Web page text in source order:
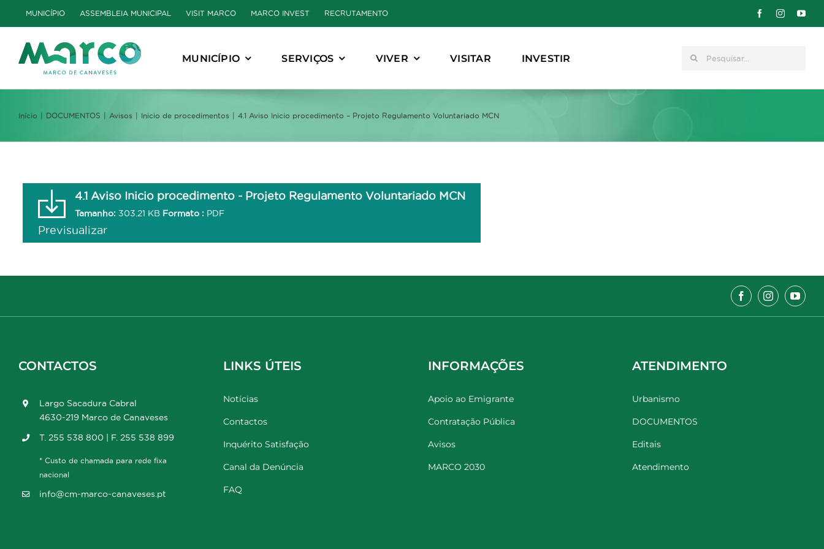
to
content
MUNICÍPIO ASSEMBLEIA MUNICIPAL VISIT MARCO MARCO INVEST RECRUTAMENTO
MUNICÍPIO SERVIÇOS VIVER VISITAR INVESTIR Pesquisar
Início DOCUMENTOS Avisos Inicio de procedimentos 4.1 Aviso Inicio procedimento – Projeto Regulamento Voluntariado MCN
4.1 Aviso Inicio procedimento - Projeto Regulamento Voluntariado MCN
Tamanho: 303.21 KB Formato : PDF
Previsualizar
CONTACTOS
Largo Sacadura Cabral
4630-219 Marco de Canaveses
T. 255 538 800 | F. 255 538 899
* Custo de chamada para rede fixa
nacional
info@cm-marco-canaveses.pt
LINKS ÚTEIS
Notícias
Contactos
Inquérito Satisfação
Canal da Denúncia
FAQ
INFORMAÇÕES
Apoio ao Emigrante
Contratação Pública
Avisos
MARCO 2030
ATENDIMENTO
Urbanismo
DOCUMENTOS
Editais
Atendimento